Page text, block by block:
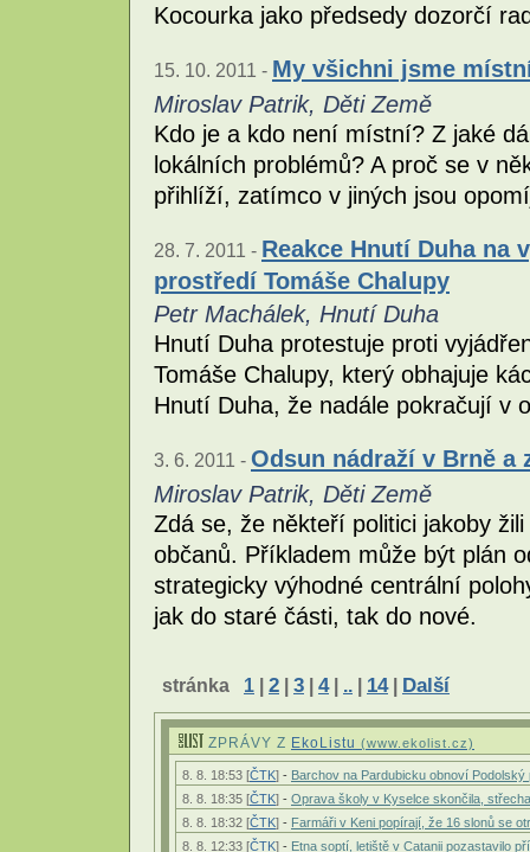
Kocourka jako předsedy dozorčí
15. 10. 2011 - My všichni jsme
Miroslav Patrik, Děti Země
Kdo je a kdo není místní? Z jaké
lokálních problémů? A proč se v
přihlíží, zatímco v jiných jsou
28. 7. 2011 - Reakce Hnutí Duha
prostředí Tomáše Chalupy
Petr Machálek, Hnutí Duha
Hnutí Duha protestuje proti
Tomáše Chalupy, který obhajuje
Hnutí Duha, že nadále pokračují v
3. 6. 2011 - Odsun nádraží v Brně a
Miroslav Patrik, Děti Země
Zdá se, že někteří politici jakoby
občanů. Příkladem může být plán
strategicky výhodné centrální
jak do staré části, tak do nové.
stránka 1 | 2 | 3 | 4| .. | 14| Další
ZPRÁVY Z EkoListu (www.ekolist.cz)
8. 8. 18:53 [ČTK] - Barchov na Pardubicku obnoví
8. 8. 18:35 [ČTK] - Oprava školy v Kyselce skončila,
8. 8. 18:32 [ČTK] - Farmáři v Keni popírají, že 16 slonů se
8. 8. 12:33 [ČTK] - Etna soptí, letiště v Catanii pozastavilo